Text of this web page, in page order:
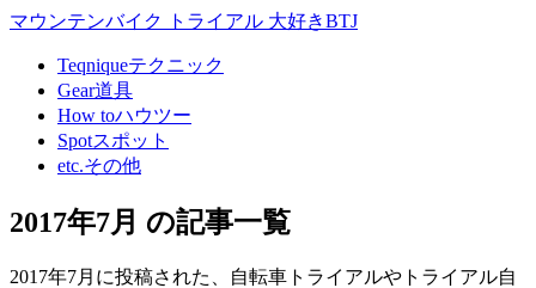
マウンテンバイク トライアル 大好きBTJ
Teqniqueテクニック
Gear道具
How toハウツー
Spotスポット
etc.その他
2017年7月 の記事一覧
2017年7月に投稿された、自転車トライアルやトライアル自